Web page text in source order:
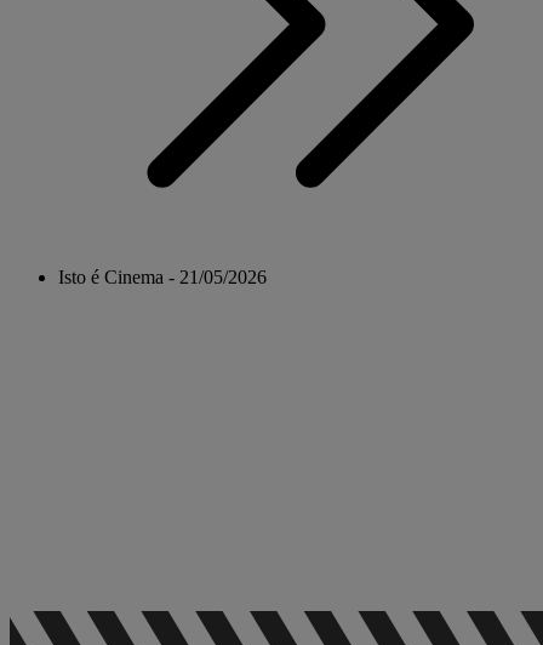
Isto é Cinema - 21/05/2026